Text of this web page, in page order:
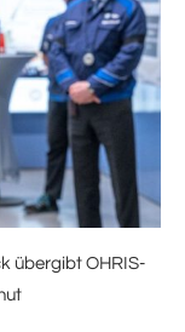
übergibt OHRIS-